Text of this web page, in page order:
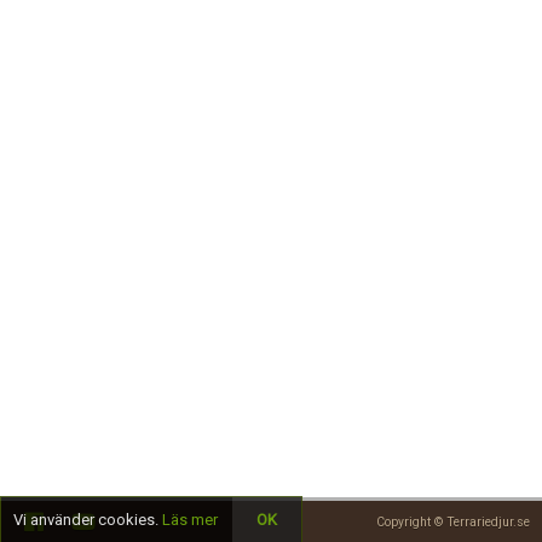
Copyright © Terrariedjur.se
Vi använder cookies. Läs mer OK